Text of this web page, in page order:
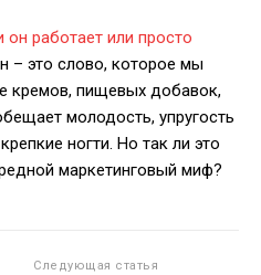
он работает или просто
– это слово, которое мы
кремов, пищевых добавок,
молодость, упругость
ногти. Но так ли это
маркетинговый миф?
Следующая статья